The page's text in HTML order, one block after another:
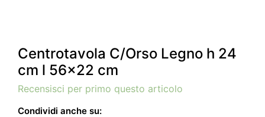
Centrotavola C/Orso Legno h 24
cm l 56x22 cm
Recensisci per primo questo articolo
Condividi anche su: